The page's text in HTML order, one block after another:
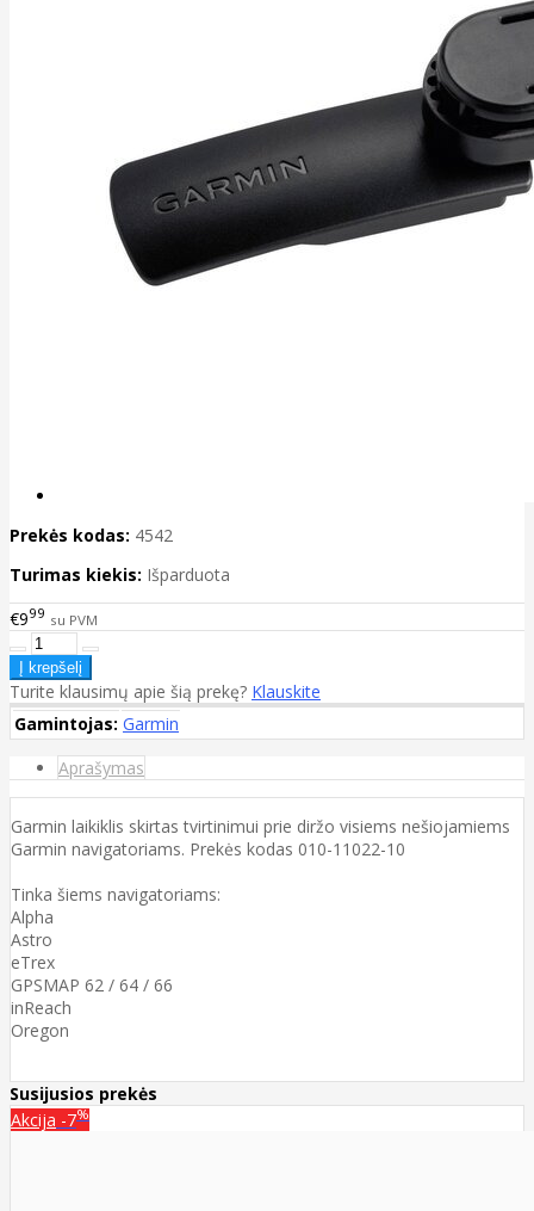
Prekės kodas: 4542
Turimas kiekis: Išparduota
€999 su PVM
Turite klausimų apie šią prekę? Klauskite
Gamintojas: Garmin
Aprašymas
Garmin laikiklis skirtas tvirtinimui prie diržo visiems nešiojamiems
Garmin navigatoriams. Prekės kodas 010-11022-10
Tinka šiems navigatoriams:
Alpha
Astro
eTrex
GPSMAP 62 / 64 / 66
inReach
Oregon
Susijusios prekės
Akcija -7%